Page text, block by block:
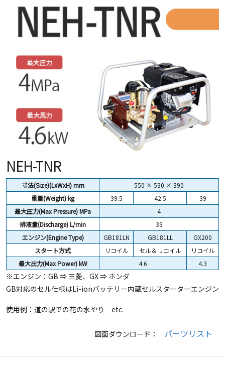
NEH-TNR
寸法(Size)(LxWxH) mm
550 × 530 × 390
重量(Weight)kg 39.5 42.5
39
最大圧力(Max Pressure) MPa
4
排液量(Discharge) L/min
33
エンジン(Engine Type)
GB181LN GB181LL
GX200
スタート方式
リコイル セル＆リコイル
リコイル
最大出力(Max Power) kW
4.6 4.3
※エンジン：GB ⇒ 三菱、GX ⇒ ホンダ
GB対応のセル仕様はLi-ionバッテリー内蔵セルスターターエンジン
使用例：道の駅での花の水やり etc.
図面ダウンロード： パーツリスト